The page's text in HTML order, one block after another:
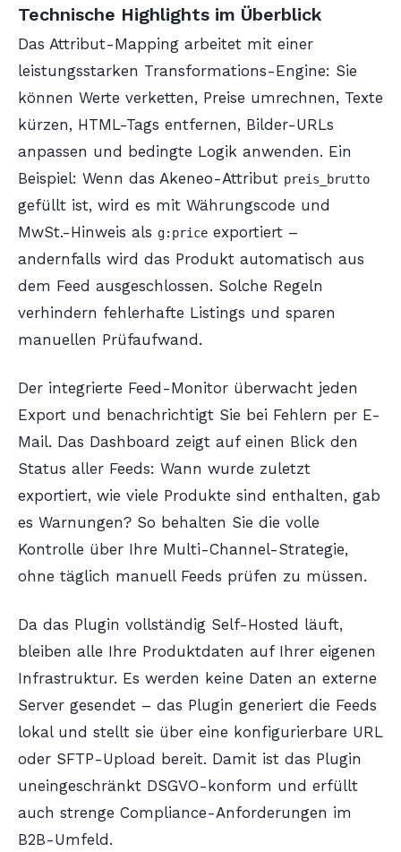
Technische Highlights im Überblick
Das Attribut-Mapping arbeitet mit einer
leistungsstarken Transformations-Engine: Sie
können Werte verketten, Preise umrechnen, Texte
kürzen, HTML-Tags entfernen, Bilder-URLs
anpassen und bedingte Logik anwenden. Ein
Beispiel: Wenn das Akeneo-Attribut preis_brutto
gefüllt ist, wird es mit Währungscode und
MwSt.-Hinweis als g:price exportiert –
andernfalls wird das Produkt automatisch aus
dem Feed ausgeschlossen. Solche Regeln
verhindern fehlerhafte Listings und sparen
manuellen Prüfaufwand.
Der integrierte Feed-Monitor überwacht jeden
Export und benachrichtigt Sie bei Fehlern per E-
Mail. Das Dashboard zeigt auf einen Blick den
Status aller Feeds: Wann wurde zuletzt
exportiert, wie viele Produkte sind enthalten, gab
es Warnungen? So behalten Sie die volle
Kontrolle über Ihre Multi-Channel-Strategie,
ohne täglich manuell Feeds prüfen zu müssen.
Da das Plugin vollständig Self-Hosted läuft,
bleiben alle Ihre Produktdaten auf Ihrer eigenen
Infrastruktur. Es werden keine Daten an externe
Server gesendet – das Plugin generiert die Feeds
lokal und stellt sie über eine konfigurierbare URL
oder SFTP-Upload bereit. Damit ist das Plugin
uneingeschränkt DSGVO-konform und erfüllt
auch strenge Compliance-Anforderungen im
B2B-Umfeld.